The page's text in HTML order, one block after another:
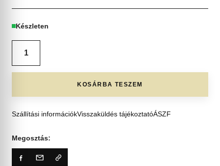
Készleten
KOSÁRBA TESZEM
Szállítási információkVisszaküldés tájékoztatóÁSZF
Megosztás: